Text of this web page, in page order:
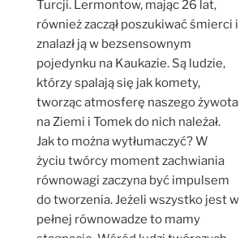
Turcji. Lermontow, mając 26 lat,
również zaczął poszukiwać śmierci i
znalazł ją w bezsensownym
pojedynku na Kaukazie. Są ludzie,
którzy spalają się jak komety,
tworząc atmosferę naszego żywota
na Ziemi i Tomek do nich należał.
Jak to można wytłumaczyć? W
życiu twórcy moment zachwiania
równowagi zaczyna być impulsem
do tworzenia. Jeżeli wszystko jest w
pełnej równowadze to mamy